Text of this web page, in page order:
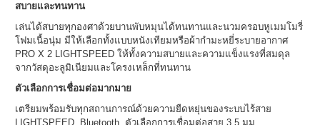
สบายและทนทาน
เล่นได้สบายทุกองศาด้วยบานพับหมุนได้ทนทานและนวมครอบหูเมมโมรี่
โฟมเนื้อนุ่ม มีให้เลือกทั้งแบบหนังเทียมหรือผ้ากำมะหยี่ระบายอากาศ
PRO X 2 LIGHTSPEED ให้ทั้งความสบายและความแข็งแรงที่สมดุล
จากวัสดุอะลูมิเนียมและโครงเหล็กที่ทนทาน
ตัวเลือกการเชื่อมต่อมากมาย
เตรียมพร้อมรับทุกสถานการณ์ด้วยความยืดหยุ่นของระบบไร้สาย
LIGHTSPEED, Bluetooth, ตัวเลือกการเชื่อมต่อสาย 3.5 มม.